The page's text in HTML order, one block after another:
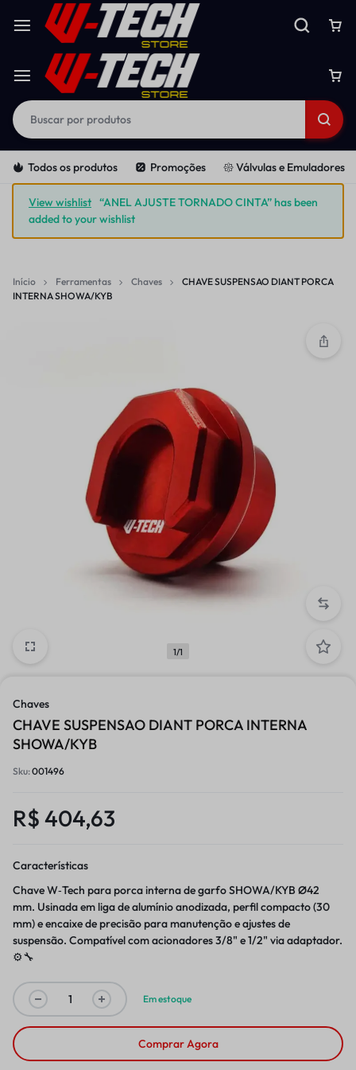
Todos os produtos Promoções 𑁍 Válvulas e Emuladores
View wishlist “ANEL AJUSTE TORNADO CINTA” has been
added to your wishlist
Início Ferramentas Chaves
CHAVE SUSPENSAO DIANT PORCA
INTERNA SHOWA/KYB
1/1
Chaves
CHAVE SUSPENSAO DIANT PORCA INTERNA
SHOWA/KYB
Sku:001496
R$ 404,63
Características
Chave W‑Tech para porca interna de garfo SHOWA/KYB Ø42
mm. Usinada em liga de alumínio anodizada, perfil compacto (30
mm) e encaixe de precisão para manutenção e ajustes de
suspensão. Compatível com acionadores 3/8" e 1/2" via adaptador.
⚙️🔧
Em estoque
Comprar Agora